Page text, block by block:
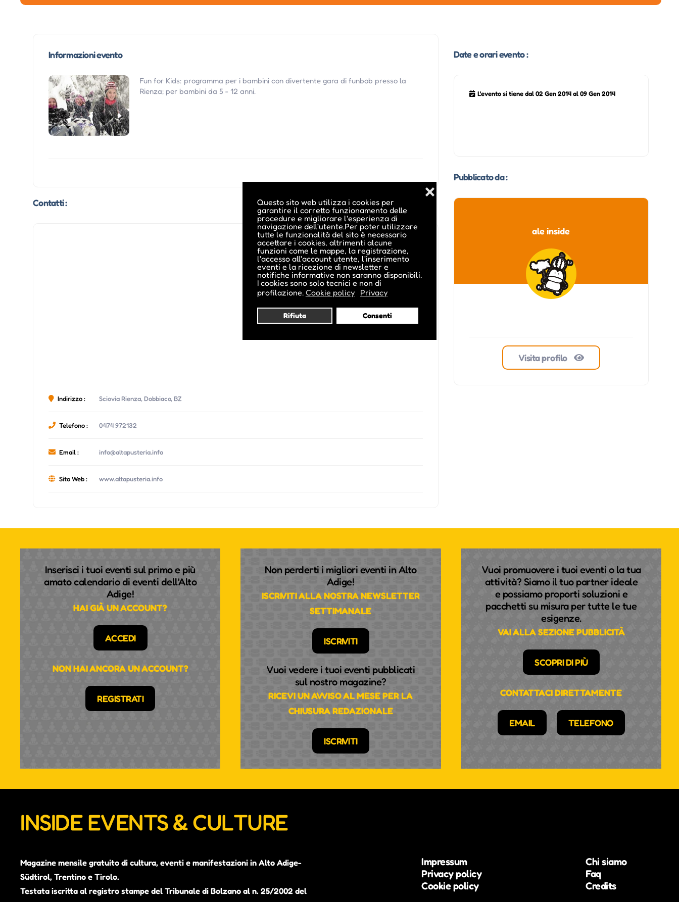
Questo sito web utilizza i cookies per
garantire il corretto funzionamento delle
procedure e migliorare l'esperienza di
navigazione dell'utente.Per poter utilizzare
tutte le funzionalità del sito è necessario
accettare i cookies, altrimenti alcune
funzioni come le mappe, la registrazione,
l'accesso all'account utente, l'inserimento
eventi e la ricezione di newsletter e
notifiche informative non saranno disponibili.
I cookies sono solo tecnici e non di
profilazione. Cookie policy Privacy
Rifiuta Consenti
❌
Informazioni evento
Fun for Kids: programma per i bambini con divertente gara di funbob presso la
Rienza; per bambini da 5 - 12 anni.
Contatti :
Indirizzo : Sciovia Rienza, Dobbiaco, BZ
Telefono : 0474 972132
Email : info@altapusteria.info
Sito Web : www.altapusteria.info
Date e orari evento :
L'evento si tiene dal 02 Gen 2014 al 09 Gen 2014
Pubblicato da :
ale inside
Visita profilo
Inserisci i tuoi eventi sul primo e più
amato calendario di eventi dell'Alto
Adige!
HAI GIÀ UN ACCOUNT?
ACCEDI
NON HAI ANCORA UN ACCOUNT?
REGISTRATI
Non perderti i migliori eventi in Alto
Adige!
ISCRIVITI ALLA NOSTRA NEWSLETTER
SETTIMANALE
ISCRIVITI
Vuoi vedere i tuoi eventi pubblicati
sul nostro magazine?
RICEVI UN AVVISO AL MESE PER LA
CHIUSURA REDAZIONALE
ISCRIVITI
Vuoi promuovere i tuoi eventi o la tua
attività? Siamo il tuo partner ideale
e possiamo proporti soluzioni e
pacchetti su misura per tutte le tue
esigenze.
VAI ALLA SEZIONE PUBBLICITÀ
SCOPRI DI PIÙ
CONTATTACI DIRETTAMENTE
EMAIL TELEFONO
INSIDE EVENTS & CULTURE
Magazine mensile gratuito di cultura, eventi e manifestazioni in Alto Adige-
Südtirol, Trentino e Tirolo.
Testata iscritta al registro stampe del Tribunale di Bolzano al n. 25/2002 del
Impressum
Privacy policy
Cookie policy
Chi siamo
Faq
Credits